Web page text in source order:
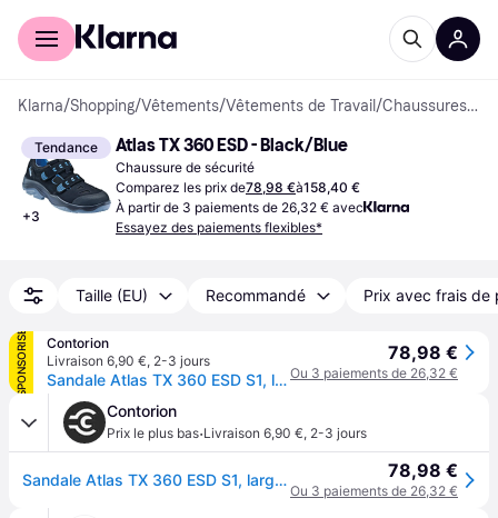
Acheter avec Klarna
Klarna/Shopping/Vêtements/Vêtements de Travail / Chaussures de sécurité
Tendance
+3
Atlas TX 360 ESD - Black/Blue
Chaussure de sécurité
Comparez les prix de78,98 €à158,40 €
À partir de 3 paiements de 26,32 € avec
Essayez des paiements flexibles*
Taille (EU) Recommandé Prix avec frais de
SPONSORISÉ
Contorion
Livraison 6,90 €, 2-3 jours
Sandale Atlas TX 360 ESD S1, largeur 10 taille 36
78,98 €
Ou 3 paiements de 26,32 €
Contorion
Prix le plus bas·Livraison 6,90 €, 2-3 jours
Sandale Atlas TX 360 ESD S1, largeur 10 taille 36 78,98 €
Ou 3 paiements de 26,32 €